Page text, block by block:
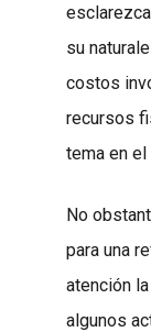
su
costos
recursos
tema en
No
para una
atención
algunos